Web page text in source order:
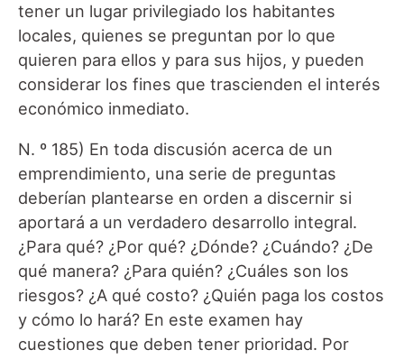
tener un lugar privilegiado los habitantes
locales, quienes se preguntan por lo que
quieren para ellos y para sus hijos, y pueden
considerar los fines que trascienden el interés
económico inmediato.
N. º 185) En toda discusión acerca de un
emprendimiento, una serie de preguntas
deberían plantearse en orden a discernir si
aportará a un verdadero desarrollo integral.
¿Para qué? ¿Por qué? ¿Dónde? ¿Cuándo? ¿De
qué manera? ¿Para quién? ¿Cuáles son los
riesgos? ¿A qué costo? ¿Quién paga los costos
y cómo lo hará? En este examen hay
cuestiones que deben tener prioridad. Por